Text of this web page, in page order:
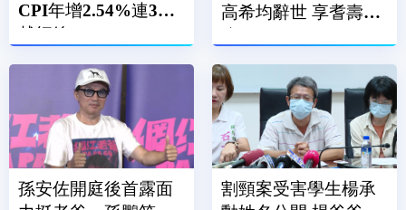
CPI年增2.54%連3月
越紅線
高希均辭世 享耆壽90
孫安佐開庭後首露面
割頸案受害學生楊承